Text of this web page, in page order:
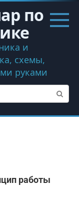
по
и
схемы,
руками
работы